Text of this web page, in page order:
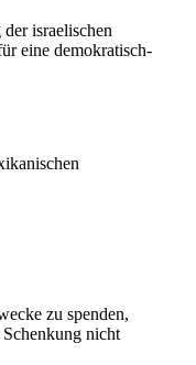
israelischen
eine demokratisch-
zu spenden,
nicht